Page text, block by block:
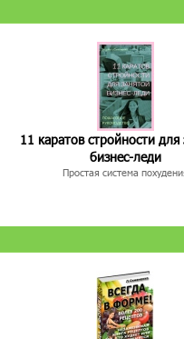
11 каратов стройности для
бизнес-леди
Простая система